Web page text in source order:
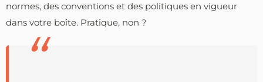
normes, des conventions et des politiques en vigueur
dans votre boîte. Pratique, non ?